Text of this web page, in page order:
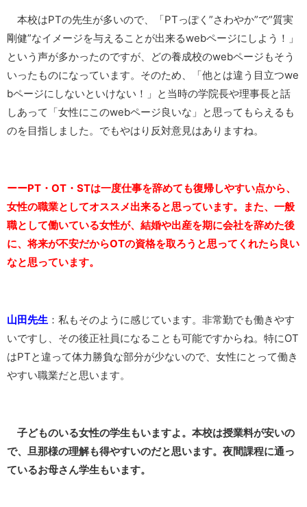
本校はPTの先生が多いので、「PTっぽく”さわやか”で”質実
剛健”なイメージを与えることが出来るwebページにしよう！」
という声が多かったのですが、どの養成校のwebページもそう
いったものになっています。そのため、「他とは違う目立つwe
bページにしないといけない！」と当時の学院長や理事長と話
しあって「女性にこのwebページ良いな」と思ってもらえるも
のを目指しました。でもやはり反対意見はありますね。
ーーPT・OT・STは一度仕事を辞めても復帰しやすい点から、
女性の職業としてオススメ出来ると思っています。また、一般
職として働いている女性が、結婚や出産を期に会社を辞めた後
に、将来が不安だからOTの資格を取ろうと思ってくれたら良い
なと思っています。
山田先生 ：私もそのように感じています。非常勤でも働きやす
いですし、その後正社員になることも可能ですからね。特にOT
はPTと違って体力勝負な部分が少ないので、女性にとって働き
やすい職業だと思います。
子どものいる女性の学生もいますよ。本校は授業料が安いの
で、旦那様の理解も得やすいのだと思います。夜間課程に通っ
ているお母さん学生もいます。